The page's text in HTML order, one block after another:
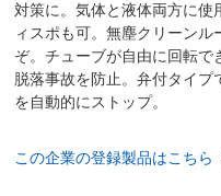
対策に。気体と液体両方に
ィスポも可。無塵クリーン
ぞ。チューブが自由に回転
脱落事故を防止。弁付タイプ
を自動的にストップ。
この企業の登録製品はこちら